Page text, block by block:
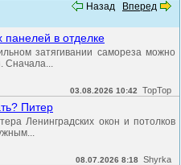
Назад Вперед
панелей в отделке
затягивании самореза можно
Сначала...
03.08.2026 10:42 TopTop
Питер
Ленинградских окон и потолков
08.07.2026 8:18 Shyrka